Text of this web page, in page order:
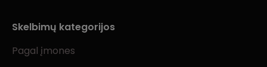
Skelbimų kategorijos
Pagal įmones